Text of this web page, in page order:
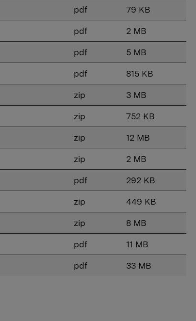
pdf 79 KB
pdf 2 MB
pdf 5 MB
pdf 815 KB
zip 3 MB
zip 752 KB
zip 12 MB
zip 2 MB
pdf 292 KB
zip 449 KB
zip 8 MB
pdf 11 MB
pdf 33 MB